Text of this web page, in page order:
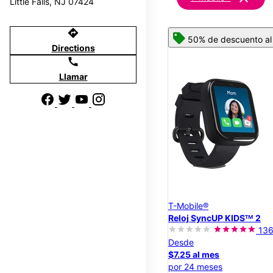
directions
Directions
call
Llamar
50% de descuento
T-Mobile®
Reloj SyncUP KIDSᵀᴹ 2
136
Desde
$7.25 al mes
por 24 meses